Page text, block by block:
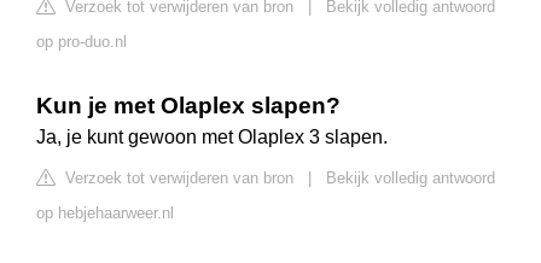
Verzoek tot verwijderen van bron
Bekijk volledig antwoord
op pro-duo.nl
Kun je met Olaplex slapen?
Ja, je kunt gewoon met Olaplex 3 slapen.
Verzoek tot verwijderen van bron
Bekijk volledig antwoord
op hebjehaarweer.nl